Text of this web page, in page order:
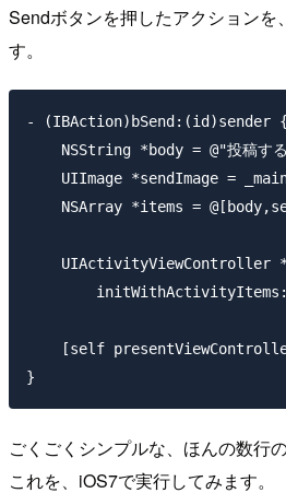
Sendボタンを押したアクションを
す。
- (IBAction)bSend:(id)sender {
NSString *body = @"投稿する
UIImage *sendImage =
NSArray *items =
UIActivityViewController
[self
ごくごくシンプルな、ほんの数行
これを、iOS7で実行してみます。